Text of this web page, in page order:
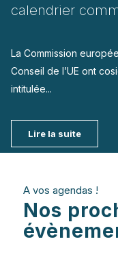
calendrier
La Commission
Conseil de l’UE ont
intitulée...
Lire la suite
A vos agendas !
Nos